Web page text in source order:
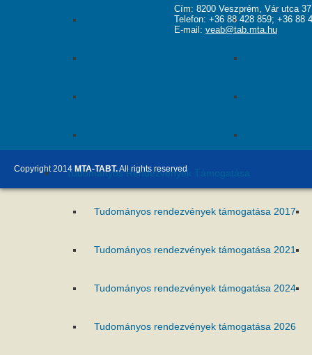
Pannon Tudományos Nap 2018 Pannon
Tudományos Rendezvények Támogatása
Tudományos rendezvények támogatása 2017
Tudományos rendezvények támogatása 2021
Tudományos rendezvények támogatása 2024
Tudományos rendezvények támogatása 2026
Cím: 8200 Veszprém, Vár utca
Telefon: +36 88 428 859; +36 88
E-mail: veab@tab.mta.hu
Copyright 2014 MTA-TABT.All rights reserved